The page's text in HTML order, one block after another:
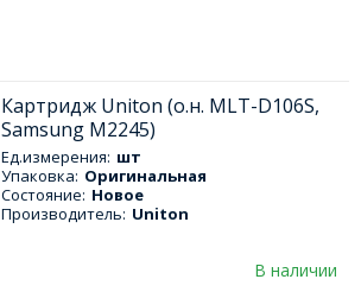
Картридж Uniton (о.н. MLT-D106S,
Samsung M2245)
Ед.измерения: шт
Упаковка: Оригинальная
Состояние: Новое
Производитель: Uniton
В наличии